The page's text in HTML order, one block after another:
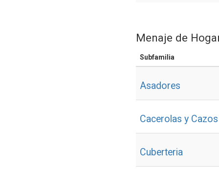
Menaje de
Subfamilia
Asadores
Cacerolas y Cazos
Cuberteria